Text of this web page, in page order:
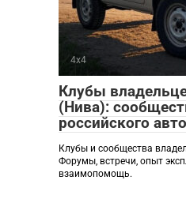
4х4
Клубы
(Нива):
российского авто
Клубы и сообщества
Форумы, встречи, опыт
взаимопомощь.